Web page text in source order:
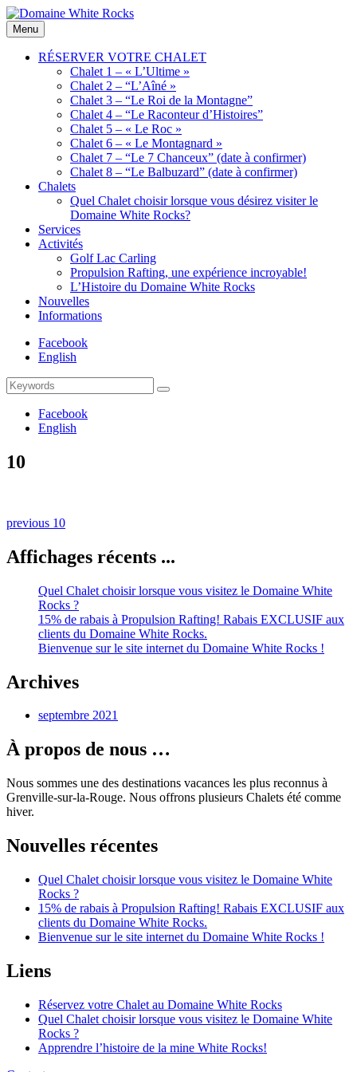
Skip
to
content
Domaine
White
Location
de
Chalets
Menu
RÉSERVER VOTRE CHALET
Chalet 1 – « L’Ultime »
Chalet 2 – “L’Aîné »
Chalet 3 – “Le Roi de la Montagne”
Chalet 4 – “Le Raconteur d’Histoires”
Chalet 5 – « Le Roc »
Chalet 6 – « Le Montagnard »
Chalet 7 – “Le 7 Chanceux” (date à confirmer)
Chalet 8 – “Le Balbuzard” (date à confirmer)
Chalets
Quel Chalet choisir lorsque vous désirez visiter le
Domaine White Rocks?
Services
Activités
Golf Lac Carling
Propulsion Rafting, une expérience incroyable!
L’Histoire du Domaine White Rocks
Nouvelles
Informations
Facebook
English
Search
for:
Search
Facebook
English
10
Naviguation
dans
les
publications
previous Previous
10
Affichages récents ...
Quel Chalet choisir lorsque vous visitez le Domaine White
Rocks ?
15% de rabais à Propulsion Rafting! Rabais EXCLUSIF aux
clients du Domaine White Rocks.
Bienvenue sur le site internet du Domaine White Rocks !
Archives
septembre 2021
À propos de nous …
Nous sommes une des destinations vacances les plus reconnus à
Grenville-sur-la-Rouge. Nous offrons plusieurs Chalets été comme
hiver.
Nouvelles récentes
Quel Chalet choisir lorsque vous visitez le Domaine White
Rocks ?
15% de rabais à Propulsion Rafting! Rabais EXCLUSIF aux
clients du Domaine White Rocks.
Bienvenue sur le site internet du Domaine White Rocks !
Liens
Réservez votre Chalet au Domaine White Rocks
Quel Chalet choisir lorsque vous visitez le Domaine White
Rocks ?
Apprendre l’histoire de la mine White Rocks!